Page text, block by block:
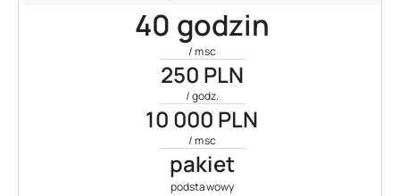
40 godzin
/ msc
250 PLN
/ godz.
10 000 PLN
/ msc
pakiet
podstawowy